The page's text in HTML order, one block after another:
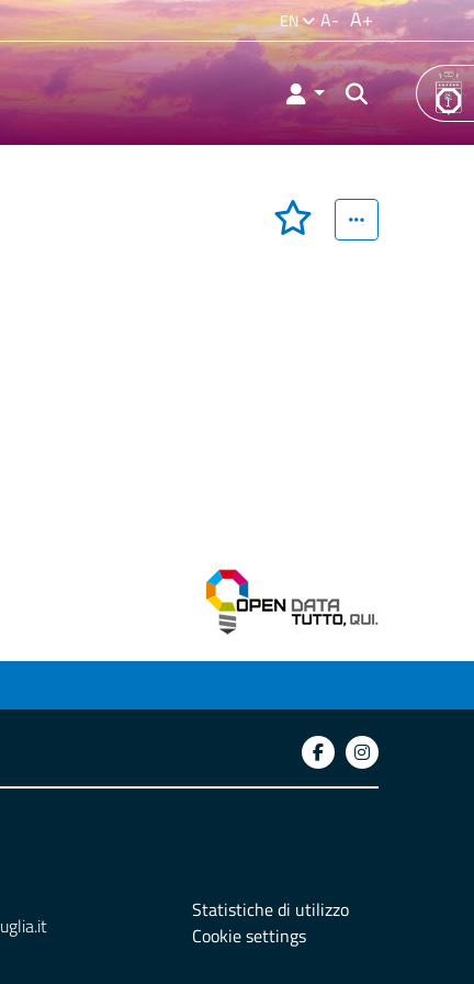
EN A- A+
Statistiche di utilizzo
Cookie settings